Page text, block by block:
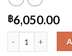
฿6,050.00
หม้อแปลงโวลต์ต่ำ 2